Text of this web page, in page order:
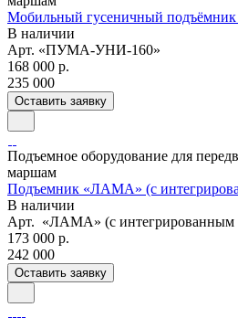
Мобильный гусеничный
В наличии
Арт. «ПУМА-УНИ-160»
168 000 р.
235 000
Оставить заявку
Подъемное оборудование для
маршам
Подъемник «ЛАМА» (с
В наличии
Арт. «ЛАМА» (с интегрированным
173 000 р.
242 000
Оставить заявку